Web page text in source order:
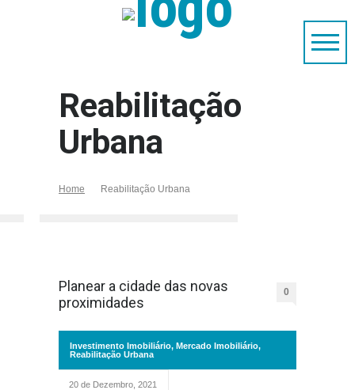
Reabilitação
Urbana
Home Reabilitação Urbana
Planear a cidade das novas
proximidades
0
Investimento Imobiliário, Mercado Imobiliário,
Reabilitação Urbana
20 de Dezembro, 2021